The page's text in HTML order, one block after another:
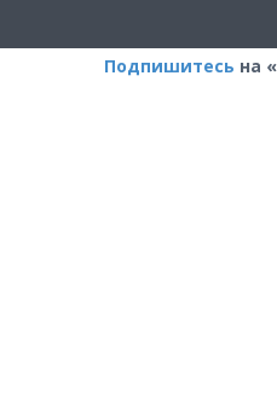
Подпишитесь на